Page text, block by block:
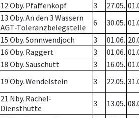
12 Oby. Pfaffenkopf 3 27.05.
13 Oby. An den 3 Wassern
AGT-Toleranzbelegstelle
6 30.05.
15 Oby. Sonnwendjoch 3 01.06.
16 Oby. Raggert 3 01.06.
18 Oby. Sauschütt 3 16.05.
19 Oby. Wendelstein 3 22.05.
21 Nby. Rachel-
Diensthütte
3 13.05.